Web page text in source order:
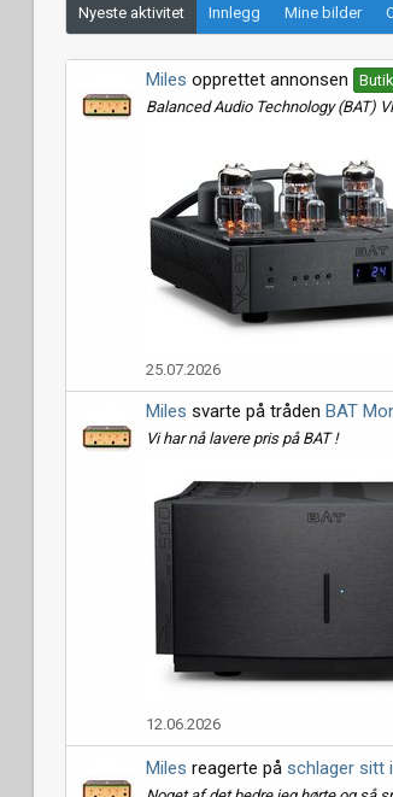
Nyeste aktivitet Innlegg Mine bilder
Miles opprettet annonsen
Balanced Audio Technology (BAT)
25.07.2026
Miles svarte på tråden BAT
Vi har nå lavere pris på BAT !
12.06.2026
Miles reagerte på schlager sitt